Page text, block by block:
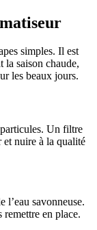
simples. Il est
la saison chaude,
les beaux jours.
Un filtre
et nuire à la qualité
l’eau savonneuse.
remettre en place.